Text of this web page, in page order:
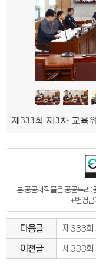
제333회 제3차 교육
본 공공저작물은 공공누리(
+변경금
다음글
제333회
이전글
제333회